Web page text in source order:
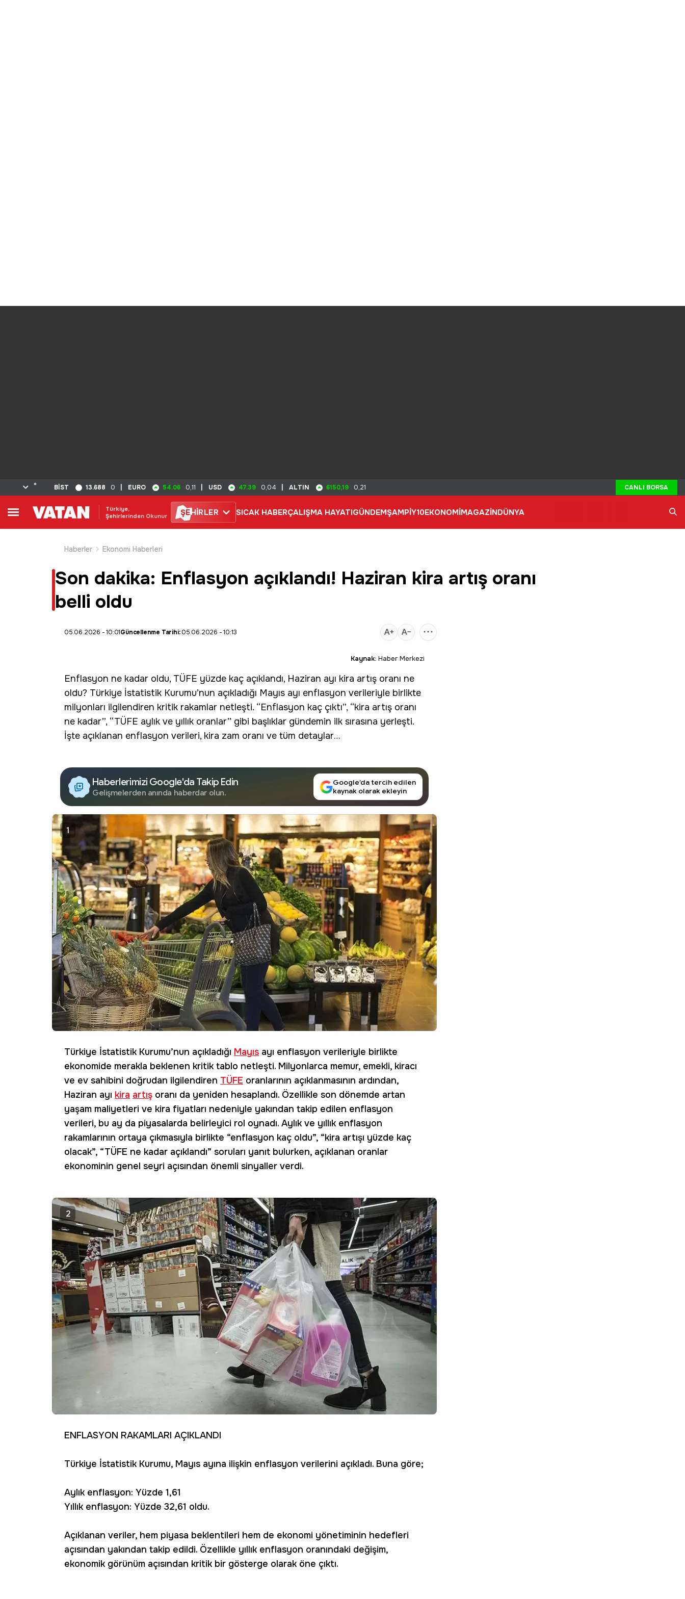
° BİST 13.688 0 EURO 54.06 0,11 USD 47.39 0,04 ALTIN 6150,19 0,21 CANLI BORSA
Türkiye,
Şehirlerinden Okunur
ŞEHİRLER SICAK HABERÇALIŞMA HAYATIGÜNDEMŞAMPİY10EKONOMİMAGAZİNDÜNYA
Haberler
Ekonomi Haberleri
Son dakika: Enflasyon açıklandı! Haziran kira artış oranı
belli oldu
05.06.2026 - 10:01Güncellenme Tarihi:05.06.2026 - 10:13
Kaynak: Haber Merkezi
Enflasyon ne kadar oldu, TÜFE yüzde kaç açıklandı, Haziran ayı kira artış oranı ne
oldu? Türkiye İstatistik Kurumu’nun açıkladığı Mayıs ayı enflasyon verileriyle birlikte
milyonları ilgilendiren kritik rakamlar netleşti. “Enflasyon kaç çıktı”, “kira artış oranı
ne kadar”, “TÜFE aylık ve yıllık oranlar” gibi başlıklar gündemin ilk sırasına yerleşti.
İşte açıklanan enflasyon verileri, kira zam oranı ve tüm detaylar…
Haberlerimizi Google'da Takip Edin
Gelişmelerden anında haberdar olun.
Google’da tercih edilen
kaynak olarak ekleyin
1
Türkiye İstatistik Kurumu’nun açıkladığı Mayıs ayı enflasyon verileriyle birlikte
ekonomide merakla beklenen kritik tablo netleşti. Milyonlarca memur, emekli, kiracı
ve ev sahibini doğrudan ilgilendiren TÜFE oranlarının açıklanmasının ardından,
Haziran ayı kira artış oranı da yeniden hesaplandı. Özellikle son dönemde artan
yaşam maliyetleri ve kira fiyatları nedeniyle yakından takip edilen enflasyon
verileri, bu ay da piyasalarda belirleyici rol oynadı. Aylık ve yıllık enflasyon
rakamlarının ortaya çıkmasıyla birlikte “enflasyon kaç oldu”, “kira artışı yüzde kaç
olacak”, “TÜFE ne kadar açıklandı” soruları yanıt bulurken, açıklanan oranlar
ekonominin genel seyri açısından önemli sinyaller verdi.
2
ENFLASYON RAKAMLARI AÇIKLANDI
Türkiye İstatistik Kurumu, Mayıs ayına ilişkin enflasyon verilerini açıkladı. Buna göre;
Aylık enflasyon: Yüzde 1,61
Yıllık enflasyon: Yüzde 32,61 oldu.
Açıklanan veriler, hem piyasa beklentileri hem de ekonomi yönetiminin hedefleri
açısından yakından takip edildi. Özellikle yıllık enflasyon oranındaki değişim,
ekonomik görünüm açısından kritik bir gösterge olarak öne çıktı.